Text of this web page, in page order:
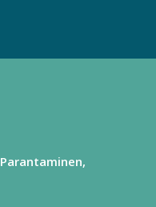
Parantaminen